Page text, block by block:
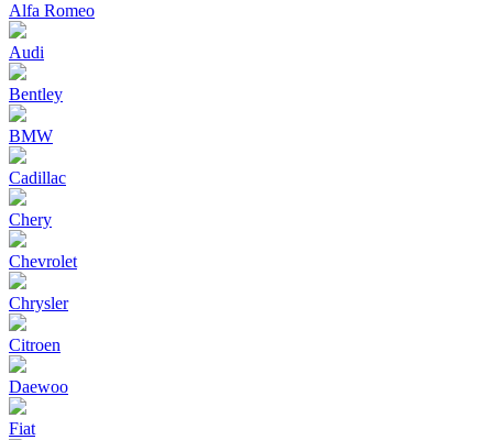
Alfa Romeo
Audi
Bentley
BMW
Cadillac
Chery
Chevrolet
Chrysler
Citroen
Daewoo
Fiat